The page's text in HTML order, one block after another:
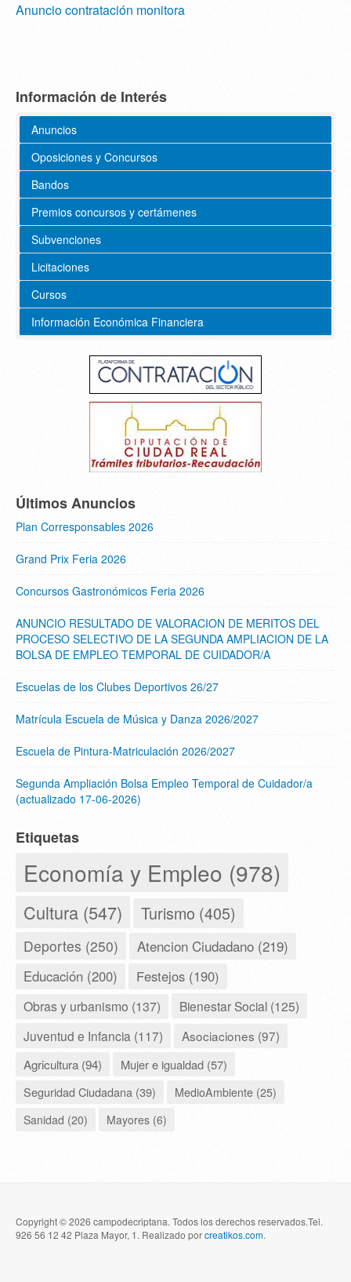
Anuncio contratación monitora
Información de Interés
Anuncios
Oposiciones y Concursos
Bandos
Premios concursos y certámenes
Subvenciones
Licitaciones
Cursos
Información Económica Financiera
Últimos Anuncios
Plan Corresponsables 2026
Grand Prix Feria 2026
Concursos Gastronómicos Feria 2026
ANUNCIO RESULTADO DE VALORACION DE MERITOS DEL
PROCESO SELECTIVO DE LA SEGUNDA AMPLIACION DE LA
BOLSA DE EMPLEO TEMPORAL DE CUIDADOR/A
Escuelas de los Clubes Deportivos 26/27
Matrícula Escuela de Música y Danza 2026/2027
Escuela de Pintura-Matriculación 2026/2027
Segunda Ampliación Bolsa Empleo Temporal de Cuidador/a
(actualizado 17-06-2026)
Etiquetas
Economía y Empleo (978)
Cultura (547) Turismo (405)
Deportes (250) Atencion Ciudadano (219)
Educación (200) Festejos (190)
Obras y urbanismo (137)
Bienestar Social (125)
Juventud e Infancia (117)
Asociaciones (97)
Agricultura (94)
Mujer e igualdad (57)
Seguridad Ciudadana (39)
MedioAmbiente (25)
Sanidad (20)
Mayores (6)
Copyright © 2026 campodecriptana. Todos los derechos reservados.Tel.
926 56 12 42 Plaza Mayor, 1. Realizado porcreatikos.com.